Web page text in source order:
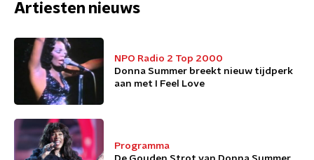
Artiesten nieuws
NPO Radio 2 Top 2000
Donna Summer breekt nieuw tijdperk
aan met I Feel Love
Programma